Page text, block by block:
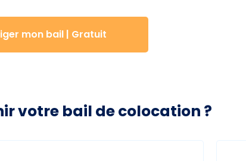
mon bail | Gratuit
votre bail de colocation ?